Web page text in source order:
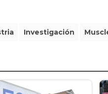
Investigación